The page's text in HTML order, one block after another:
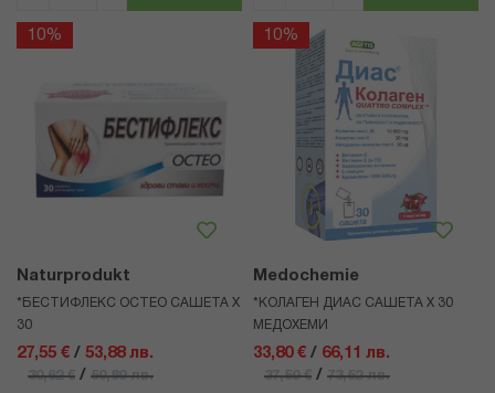
10%
Naturprodukt
*БЕСТИФЛЕКС ОСТЕО САШЕТА Х
30
27,55 € / 53,88 лв.
30,62 € / 59,89 лв.
10%
Medochemie
*КОЛАГЕН ДИАС САШЕТА Х 30
МЕДОХЕМИ
33,80 € / 66,11 лв.
37,59 € / 73,52 лв.